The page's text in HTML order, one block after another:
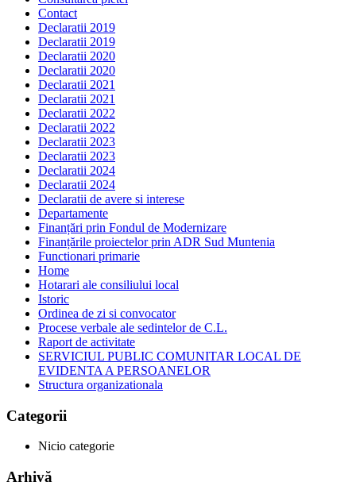
Contact
Declaratii 2019
Declaratii 2019
Declaratii 2020
Declaratii 2020
Declaratii 2021
Declaratii 2021
Declaratii 2022
Declaratii 2022
Declaratii 2023
Declaratii 2023
Declaratii 2024
Declaratii 2024
Declaratii de avere si interese
Departamente
Finanțări prin Fondul de Modernizare
Finanțările proiectelor prin ADR Sud Muntenia
Functionari primarie
Home
Hotarari ale consiliului local
Istoric
Ordinea de zi si convocator
Procese verbale ale sedintelor de C.L.
Raport de activitate
SERVICIUL PUBLIC COMUNITAR LOCAL DE
EVIDENTA A PERSOANELOR
Structura organizationala
Categorii
Nicio categorie
Arhivă